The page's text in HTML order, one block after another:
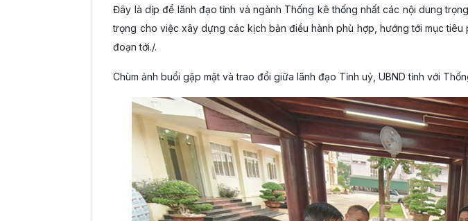
Đây là dịp để lãnh đạo tỉnh và ngành Thống kê thống nhất các nội dung
trọng cho việc xây dựng các kịch bản điều hành phù hợp, hướng tới mục
đoạn tới./.
Chùm ảnh buổi gặp mặt và trao đổi giữa lãnh đạo Tỉnh uỷ, UBND tỉnh với